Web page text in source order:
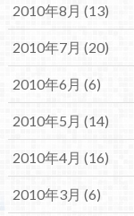
2010年8月 (13)
2010年7月 (20)
2010年6月 (6)
2010年5月 (14)
2010年4月 (16)
2010年3月 (6)